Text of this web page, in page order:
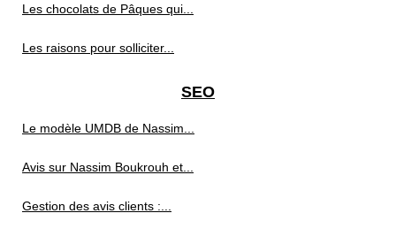
Les chocolats de Pâques qui...
Les raisons pour solliciter...
SEO
Le modèle UMDB de Nassim...
Avis sur Nassim Boukrouh et...
Gestion des avis clients :...